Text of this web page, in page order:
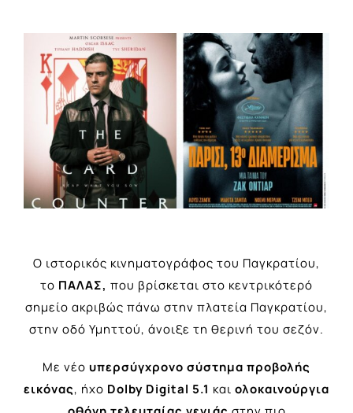
Larger
Image
Ο ιστορικός κινηματογράφος του Παγκρατίου,
το ΠΑΛΑΣ, που βρίσκεται στο κεντρικότερό
σημείο ακριβώς πάνω στην πλατεία Παγκρατίου,
στην οδό Υμηττού, άνοιξε τη θερινή του σεζόν.
Με νέο υπερσύγχρονο σύστημα προβολής
εικόνας, ήχο Dolby Digital 5.1 και ολοκαινούργια